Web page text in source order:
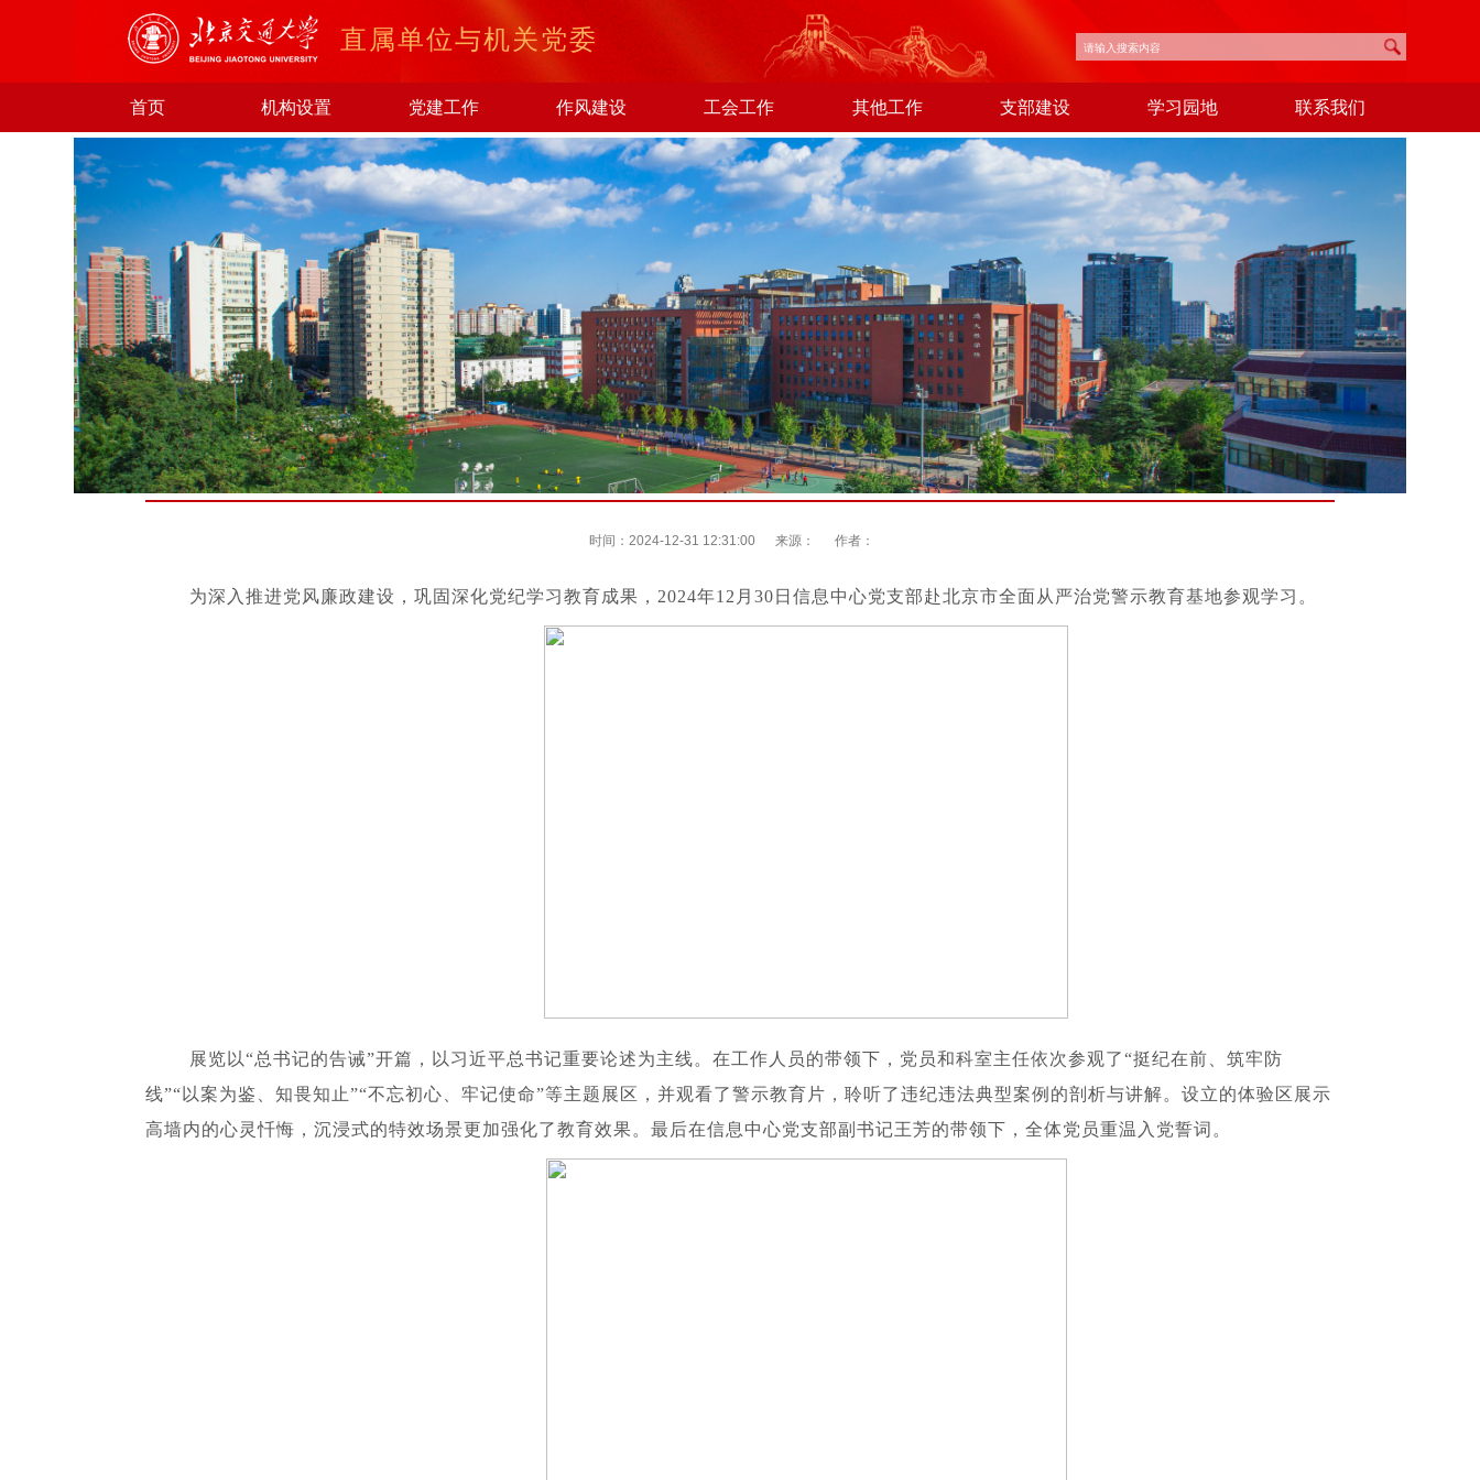
直属单位与机关党委
首页 机构设置 党建工作 作风建设 工会工作 其他工作 支部建设 学习园地 联系我们
以案为鉴警钟长鸣—信息中心党支部组织参观全面从严治党警示教育基地
时间：2024-12-31 12:31:00 来源： 作者：
为深入推进党风廉政建设，巩固深化党纪学习教育成果，2024年12月30日信息中心党支部赴北京市全面从严治党警示教育基地参观学习。
展览以“总书记的告诫”开篇，以习近平总书记重要论述为主线。在工作人员的带领下，党员和科室主任依次参观了“挺纪在前、筑牢防
线”“以案为鉴、知畏知止”“不忘初心、牢记使命”等主题展区，并观看了警示教育片，聆听了违纪违法典型案例的剖析与讲解。设立的体验区展示
高墙内的心灵忏悔，沉浸式的特效场景更加强化了教育效果。最后在信息中心党支部副书记王芳的带领下，全体党员重温入党誓词。